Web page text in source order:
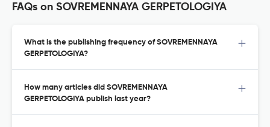
FAQs on SOVREMENNAYA GERPETOLOGIYA
What is the publishing frequency of SOVREMENNAYA
GERPETOLOGIYA?
How many articles did SOVREMENNAYA
GERPETOLOGIYA publish last year?